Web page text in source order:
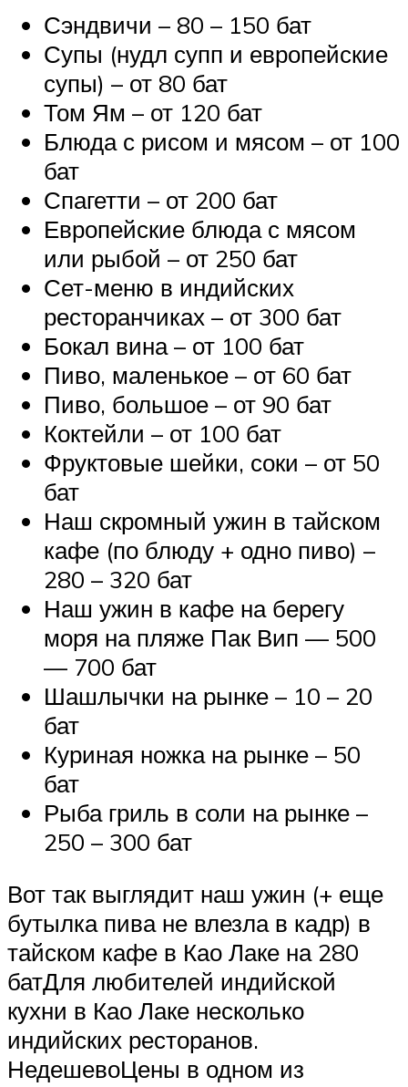
Сэндвичи – 80 – 150 бат
Супы (нудл супп и европейские
супы) – от 80 бат
Том Ям – от 120 бат
Блюда с рисом и мясом – от 100
бат
Спагетти – от 200 бат
Европейские блюда с мясом
или рыбой – от 250 бат
Сет-меню в индийских
ресторанчиках – от 300 бат
Бокал вина – от 100 бат
Пиво, маленькое – от 60 бат
Пиво, большое – от 90 бат
Коктейли – от 100 бат
Фруктовые шейки, соки – от 50
бат
Наш скромный ужин в тайском
кафе (по блюду + одно пиво) –
280 – 320 бат
Наш ужин в кафе на берегу
моря на пляже Пак Вип — 500
— 700 бат
Шашлычки на рынке – 10 – 20
бат
Куриная ножка на рынке – 50
бат
Рыба гриль в соли на рынке –
250 – 300 бат
Вот так выглядит наш ужин (+ еще
бутылка пива не влезла в кадр) в
тайском кафе в Као Лаке на 280
батДля любителей индийской
кухни в Као Лаке несколько
индийских ресторанов.
НедешевоЦены в одном из